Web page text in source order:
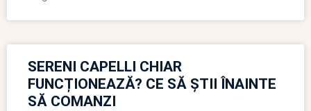
SERENI CAPELLI CHIAR
FUNCȚIONEAZĂ? CE SĂ ȘTII ÎNAINTE
SĂ COMANZI